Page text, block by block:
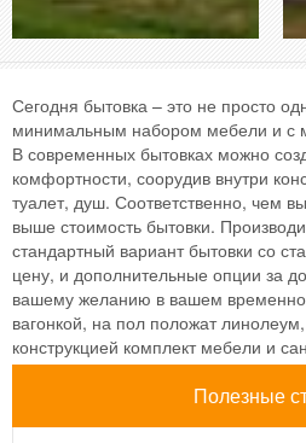
Сегодня бытовка – это не просто
минимальным набором мебели и
В современных бытовках можно
комфортности, соорудив внутри
туалет, душ. Соответственно, чем
выше стоимость бытовки.
стандартный вариант бытовки со
цену, и дополнительные опции за
вашему желанию в вашем
вагонкой, на пол положат
конструкцией комплект мебели и
Полезные